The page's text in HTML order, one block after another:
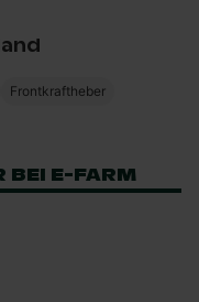
Frontkraftheber
BEI E-FARM